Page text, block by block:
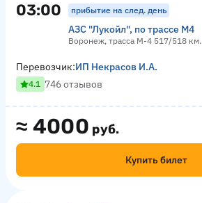
03:00 прибытие на след. день
АЗС "Лукойл", по трассе М4
Воронеж, трасса М-4 517/518 км.
≈ 4000 руб.
Купить билет
Перевозчик:ИП Некрасов И.А.
4.1 746 отзывов